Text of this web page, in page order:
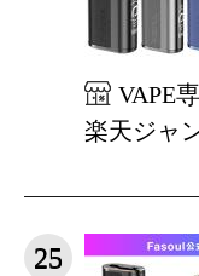
VAPE
楽天ジャ
25